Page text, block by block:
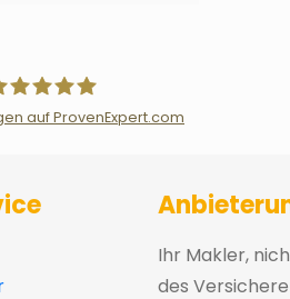
auf ProvenExpert.com
Ihr Makler,
des